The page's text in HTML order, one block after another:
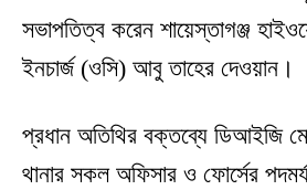
সভাপতিত্ব করেন শায়েস্তাগঞ্জ
ইনচার্জ (ওসি) আবু তাহের দেওয়ান।
প্রধান অতিথির বক্তব্যে ডিআইজি
থানার সকল অফিসার ও ফোর্সের